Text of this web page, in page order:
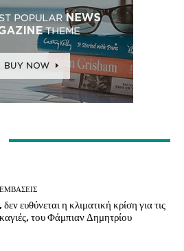
δεν ευθύνεται η κλιματική κρίση για τις
του Φάμπιαν Δημητρίου